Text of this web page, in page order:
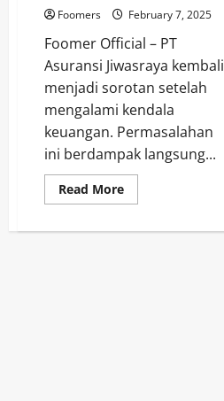
Foomers February 7, 2025
Foomer Official – PT
Asuransi Jiwasraya kembali
menjadi sorotan setelah
mengalami kendala
keuangan. Permasalahan
ini berdampak langsung...
Read MoreRead
more
Alami